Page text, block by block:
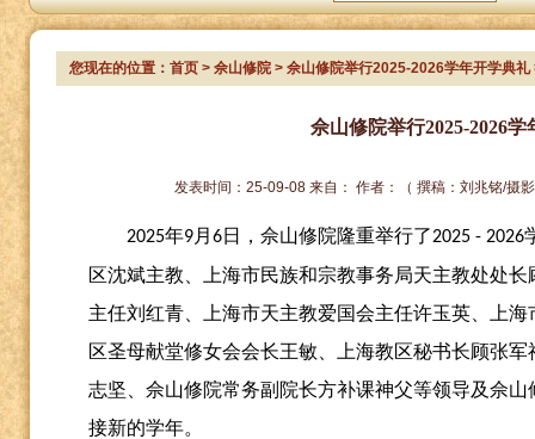
您现在的位置：首页 >佘山修院 > 佘山修院举行2025-2026学年开学典礼
佘山修院举行2025-2026学
发表时间：25-09-08 来自： 作者： （ 撰稿：刘兆铭/摄
2025年9月6日，佘山修院隆重举行了2025 - 2026
区沈斌主教、上海市民族和宗教事务局天主教处处
主任刘红青、上海市天主教爱国会主任许玉英、上
区圣母献堂修女会会长王敏、上海教区秘书长顾张
志坚、佘山修院常务副院长方补课神父等领导及佘
接新的学年。